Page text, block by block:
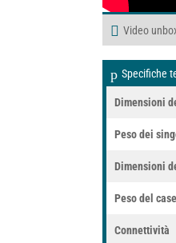
Video
Dimensioni
Peso dei
Dimensioni
Peso del
Connettività
Specifiche